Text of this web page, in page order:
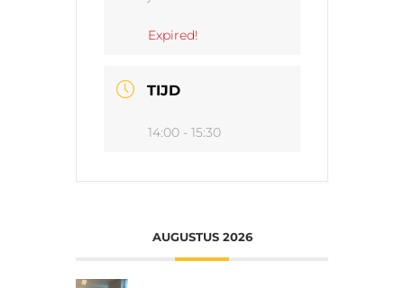
Expired!
TIJD
14:00 - 15:30
AUGUSTUS 2026